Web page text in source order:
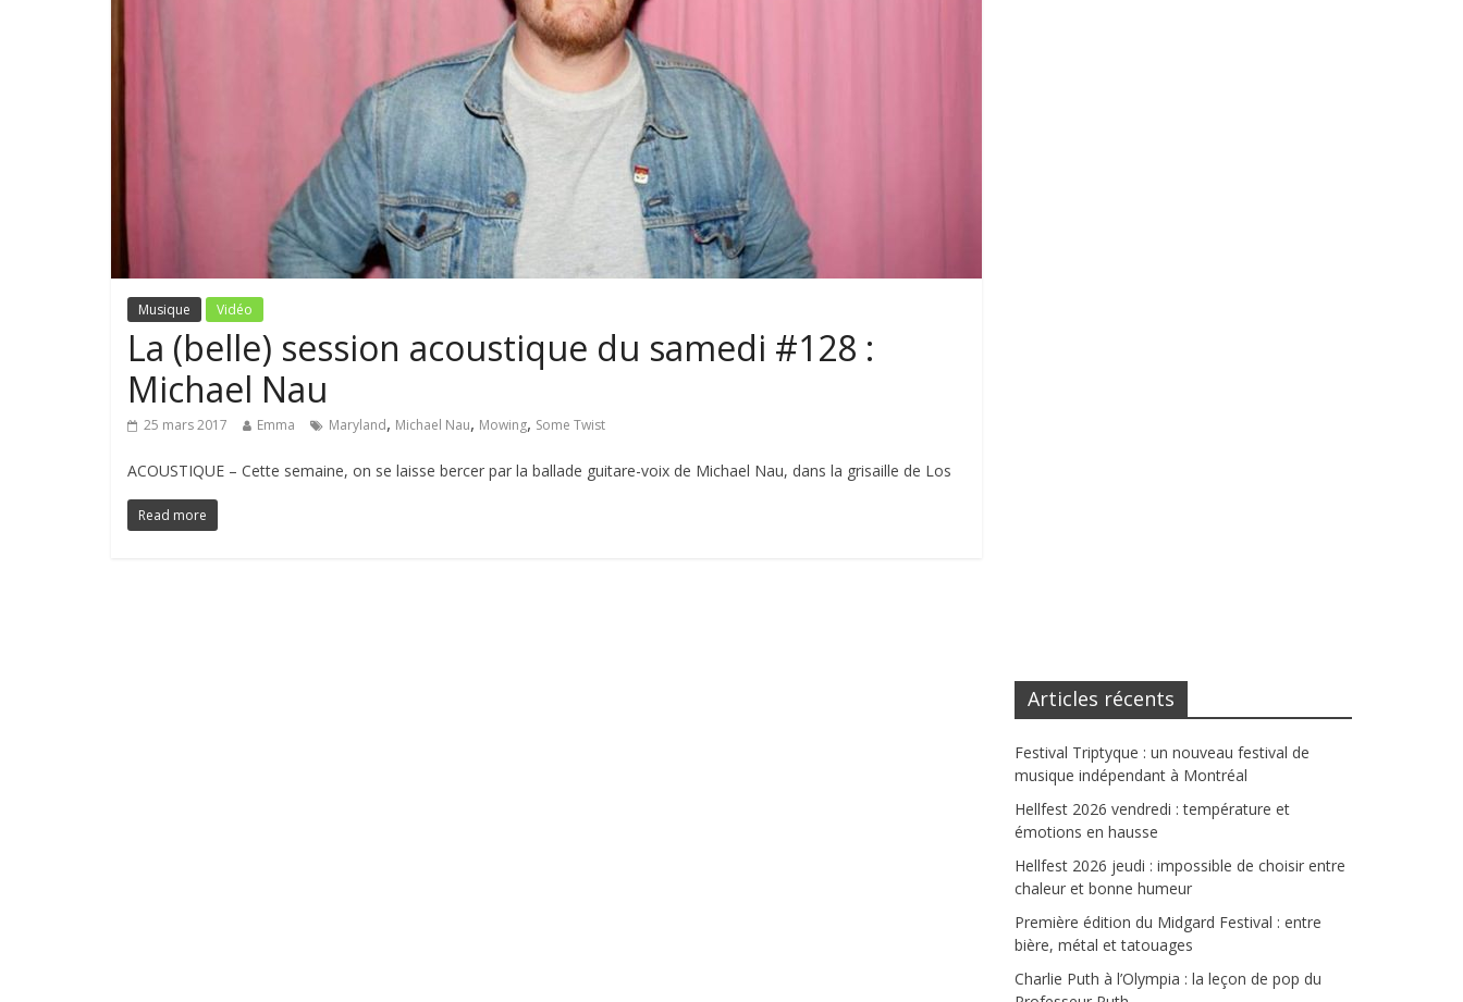
Musique Vidéo
La (belle) session acoustique du samedi #128 :
Michael Nau
25 mars 2017 Emma Maryland, Michael Nau, Mowing, Some Twist
ACOUSTIQUE – Cette semaine, on se laisse bercer par la ballade guitare-voix de Michael Nau, dans la grisaille de Los
Read more
Articles récents
Festival Triptyque : un nouveau festival de
musique indépendant à Montréal
Hellfest 2026 vendredi : température et
émotions en hausse
Hellfest 2026 jeudi : impossible de choisir entre
chaleur et bonne humeur
Première édition du Midgard Festival : entre
bière, métal et tatouages
Charlie Puth à l’Olympia : la leçon de pop du